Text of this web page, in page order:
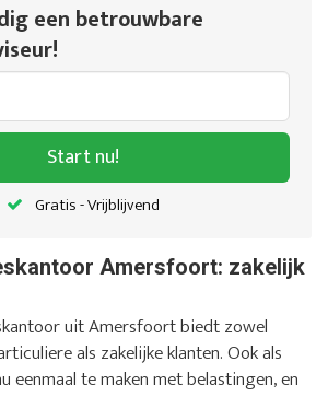
een betrouwbare
Start nu!
Gratis - Vrijblijvend
Amersfoort: zakelijk
uit Amersfoort biedt zowel
als zakelijke klanten. Ook als
eenmaal te maken met belastingen, en